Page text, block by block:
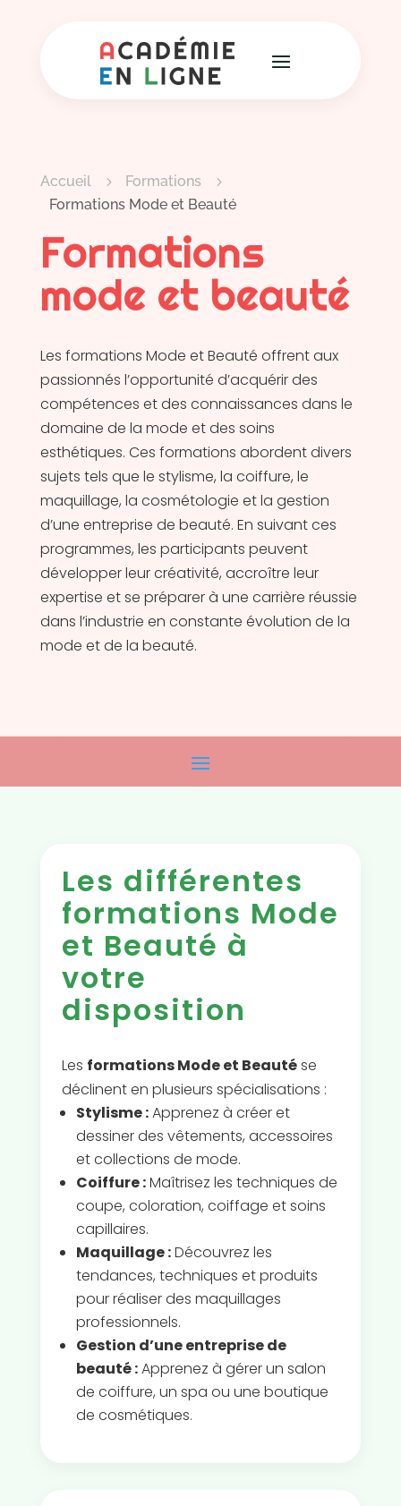
Accueil 5 Formations 5
Formations Mode et Beauté
Formations
mode et beauté
Les formations Mode et Beauté offrent aux
passionnés l’opportunité d’acquérir des
compétences et des connaissances dans le
domaine de la mode et des soins
esthétiques. Ces formations abordent divers
sujets tels que le stylisme, la coiffure, le
maquillage, la cosmétologie et la gestion
d’une entreprise de beauté. En suivant ces
programmes, les participants peuvent
développer leur créativité, accroître leur
expertise et se préparer à une carrière réussie
dans l’industrie en constante évolution de la
mode et de la beauté.
Les différentes
formations Mode
et Beauté à
votre
disposition
Les formations Mode et Beautése
déclinent en plusieurs spécialisations :
Stylisme :Apprenez à créer et
dessiner des vêtements, accessoires
et collections de mode.
Coiffure :Maîtrisez les techniques de
coupe, coloration, coiffage et soins
capillaires.
Maquillage :Découvrez les
tendances, techniques et produits
pour réaliser des maquillages
professionnels.
Gestion d’une entreprise de
beauté :Apprenez à gérer un salon
de coiffure, un spa ou une boutique
de cosmétiques.